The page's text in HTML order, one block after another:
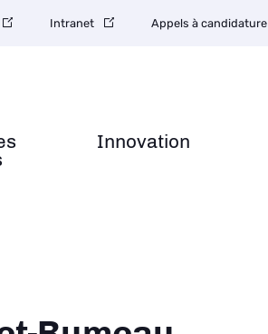
Innovation
Intranet Appels à candidature